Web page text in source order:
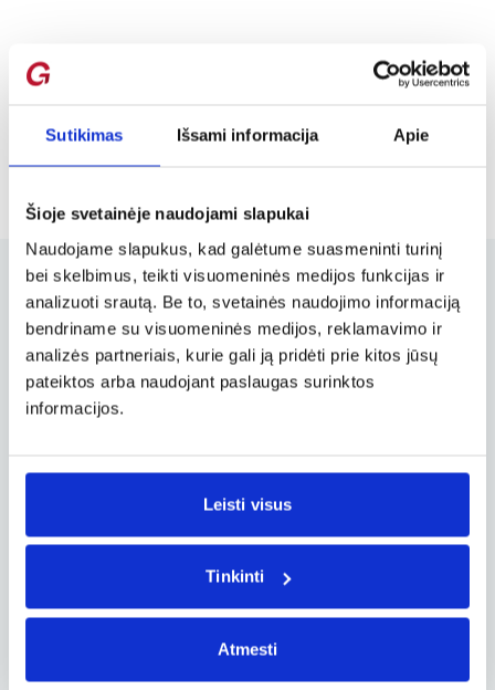
Sutikimas Išsami informacija Apie
Šioje svetainėje naudojami slapukai
Naudojame slapukus, kad galėtume suasmeninti turinį
bei skelbimus, teikti visuomeninės medijos funkcijas ir
analizuoti srautą. Be to, svetainės naudojimo informaciją
bendriname su visuomeninės medijos, reklamavimo ir
analizės partneriais, kurie gali ją pridėti prie kitos jūsų
pateiktos arba naudojant paslaugas surinktos
informacijos.
Leisti visus
Tinkinti
Atmesti
Užsakymų valdymas
Užsakymo keitimas, atšaukimas ir
kitos svarbios funkcijos
Verslo paskyra
Verslo, tarnybinių ir darbostogų